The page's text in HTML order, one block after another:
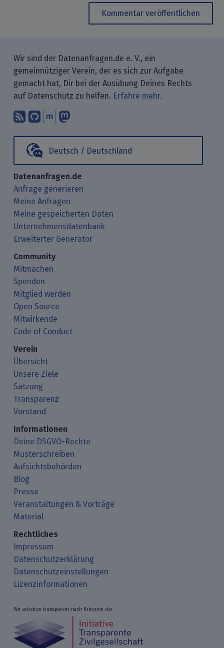
Kommentar veröffentlichen
Wir sind der Datenanfragen.de e. V., ein
gemeinnütziger Verein, der es sich zur Aufgabe
gemacht hat, Dir bei der Ausübung Deines Rechts
auf Datenschutz zu helfen. Erfahre mehr.
Abonniere unsere Blogbeiträge mit
Finde uns bei GitHub.
Unterhalte Dich mit uns über
Deutsch / Deutschland
Datenanfragen.de
Anfrage generieren
Meine Anfragen
Meine gespeicherten Daten
Unternehmensdatenbank
Erweiterter Generator
Community
Mitmachen
Spenden
Mitglied werden
Open Source
Mitwirkende
Code of Conduct
Verein
Übersicht
Unsere Ziele
Satzung
Transparenz
Vorstand
Informationen
Deine DSGVO-Rechte
Musterschreiben
Aufsichtsbehörden
Blog
Presse
Veranstaltungen & Vorträge
Material
Rechtliches
Impressum
Datenschutzerklärung
Datenschutzeinstellungen
Lizenzinformationen
Wir arbeiten transparent nach Kriterien der